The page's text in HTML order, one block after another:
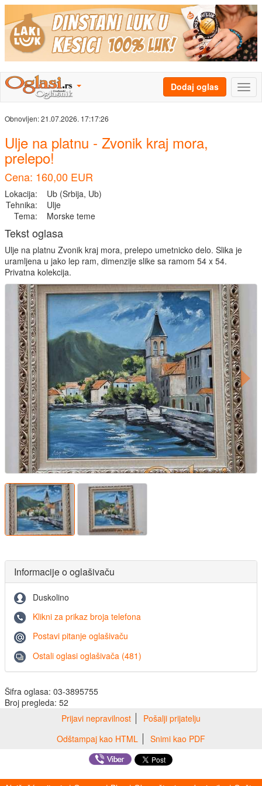
Dodaj oglas
Obnovljen:21.07.2026. 17:17:26
Ulje na platnu - Zvonik kraj mora,
prelepo!
Cena: 160,00 EUR
Lokacija:
Ub (Srbija, Ub)
Tehnika:
Ulje
Tema:
Morske teme
Tekst oglasa
Ulje na platnu Zvonik kraj mora, prelepo umetnicko delo. Slika je
uramljena u jako lep ram, dimenzije slike sa ramom 54 x 54.
Privatna kolekcija.
Informacije o oglašivaču
Duskolino
Klikni za prikaz broja telefona
Postavi pitanje oglašivaču
Ostali oglasi oglašivača (481)
Šifra oglasa: 03-3895755
Broj pregleda: 52
Prijavi nepravilnost
Pošalji prijatelju
Odštampaj kao HTML
Snimi kao PDF